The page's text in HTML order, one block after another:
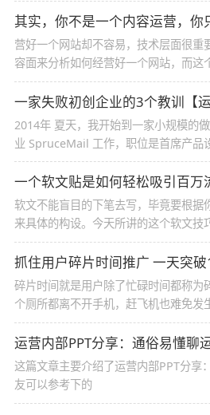
其实，你不是一个内容运营，你
营好一个网站却不容易，技术层面很重
容面来分析如何经营好一个网站，而这
个任务的编辑人员，因此我们来谈谈一
什么事情，如此这个网站才有生命力，
一家失败初创企业的3个教训【运
2014年 夏天，我开始到一家小规模的
业 SpruceMail 工作，职位是首席产品
小，只有 CEO 和几位有才的开发者。
快。
一个软文贴是如何轻松吸引百万
软文不能盲目的下笔去写，毕竟要根据
来具体的构设。今天所讲的这个软文技
技巧很简单，废话不多说，咱们直接进
抓住用户碎片时间推广 一天突
碎片时间就是用户除了忙碌时间都称为
个厕所都离不开手机，赶飞机也难免发
片时间，这类碎片时间整理结合起来，
一，只要抓住这些时间点进行推广，效
运营内部PPT分享：通俗易懂聊
这篇文章主要介绍了运营内部PPT分享
友可以参考下的